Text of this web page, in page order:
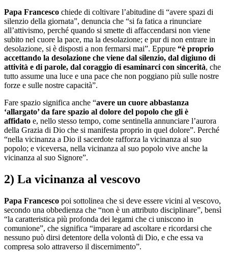
Papa Francesco chiede di coltivare l’abitudine di “avere spazi di
silenzio della giornata”, denuncia che “si fa fatica a rinunciare
all’attivismo, perché quando si smette di affaccendarsi non viene
subito nel cuore la pace, ma la desolazione; e pur di non entrare in
desolazione, si è disposti a non fermarsi mai”. Eppure “è proprio
accettando la desolazione che viene dal silenzio, dal digiuno di
attività e di parole, dal coraggio di esaminarci con sincerità, che
tutto assume una luce e una pace che non poggiano più sulle nostre
forze e sulle nostre capacità”.
Fare spazio significa anche “avere un cuore abbastanza
‘allargato’ da fare spazio al dolore del popolo che gli è
affidato e, nello stesso tempo, come sentinella annunciare l’aurora
della Grazia di Dio che si manifesta proprio in quel dolore”. Perché
“nella vicinanza a Dio il sacerdote rafforza la vicinanza al suo
popolo; e viceversa, nella vicinanza al suo popolo vive anche la
vicinanza al suo Signore”.
2) La vicinanza al vescovo
Papa Francesco poi sottolinea che si deve essere vicini al vescovo,
secondo una obbedienza che “non è un attributo disciplinare”, bensì
“la caratteristica più profonda dei legami che ci uniscono in
comunione”, che significa “imparare ad ascoltare e ricordarsi che
nessuno può dirsi detentore della volontà di Dio, e che essa va
compresa solo attraverso il discernimento”.